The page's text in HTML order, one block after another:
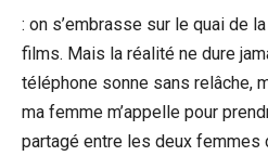
: on s’embrasse sur le quai de
films. Mais la réalité ne dure
téléphone sonne sans relâche,
ma femme m’appelle pour
partagé entre les deux femmes